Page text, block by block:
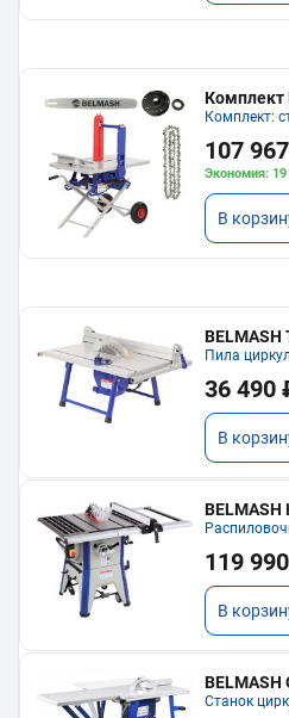
Комплект
Комплект:
107
Экономия:
В
BELMASH
Пила
36 490
В
BELMASH
119
В
BELMASH
Станок